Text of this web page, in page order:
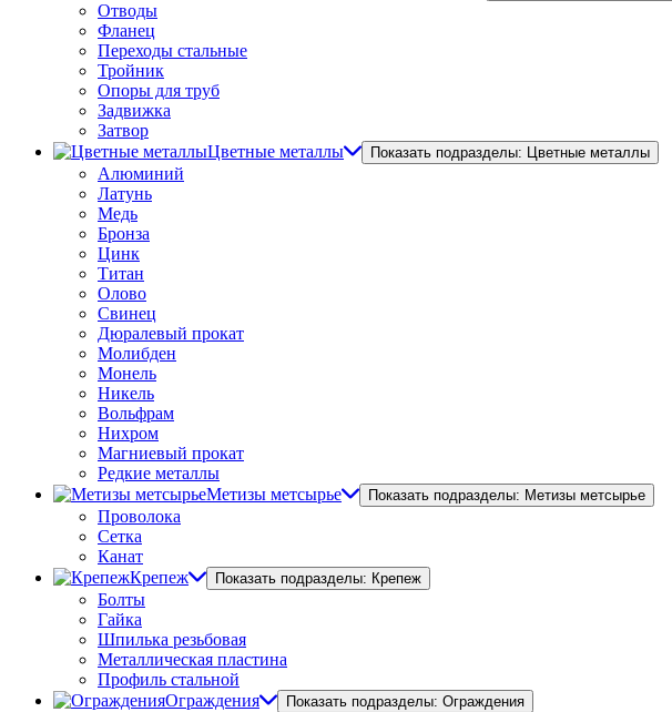
Отводы
Фланец
Переходы стальные
Тройник
Опоры для труб
Задвижка
Затвор
Цветные металлы
Показать подразделы: Цветные металлы
Алюминий
Латунь
Медь
Бронза
Цинк
Титан
Олово
Свинец
Дюралевый прокат
Молибден
Монель
Никель
Вольфрам
Нихром
Магниевый прокат
Редкие металлы
Метизы метсырье
Показать подразделы: Метизы метсырье
Проволока
Сетка
Канат
Крепеж
Показать подразделы: Крепеж
Болты
Гайка
Шпилька резьбовая
Металлическая пластина
Профиль стальной
Ограждения
Показать подразделы: Ограждения